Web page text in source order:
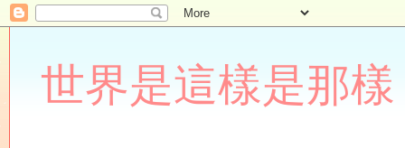
世界是這樣是那樣